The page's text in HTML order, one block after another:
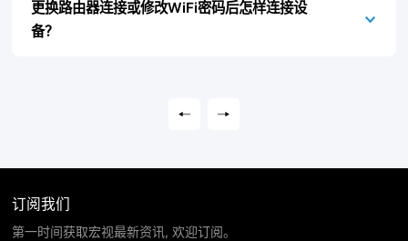
更换路由器连接或修改WiFi密码后怎样连接设
备？
订阅我们
第一时间获取宏视最新资讯, 欢迎订阅。